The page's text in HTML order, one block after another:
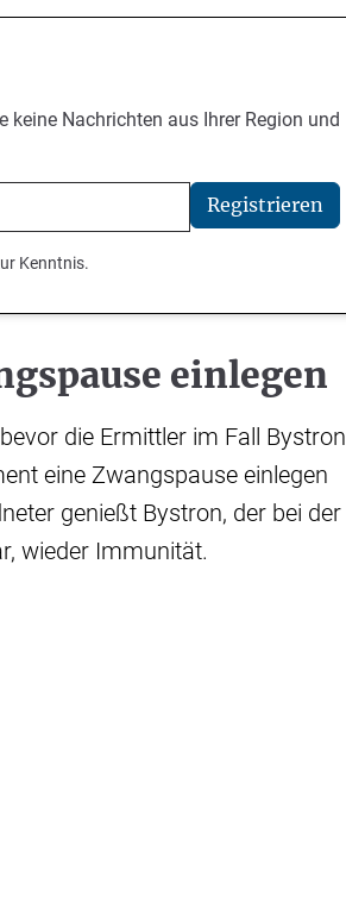
keine Nachrichten aus Ihrer Region und
Registrieren
Kenntnis.
einlegen
die Ermittler im Fall Bystron
eine Zwangspause einlegen
genießt Bystron, der bei der
wieder Immunität.